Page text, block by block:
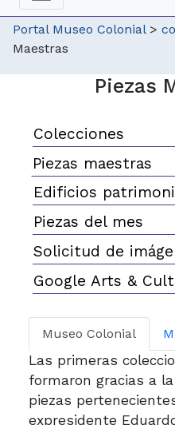
Portal Museo Colonial>
Maestras
Piezas
Colecciones
Piezas maestras
Edificios
Piezas del mes
Solicitud de
Google Arts &
Museo Colonial
Las primeras
formaron gracias a
piezas
expresidente